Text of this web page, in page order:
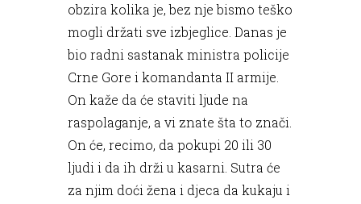
obzira kolika je, bez nje bismo teško
mogli držati sve izbjeglice. Danas je
bio radni sastanak ministra policije
Crne Gore i komandanta II armije.
On kaže da će staviti ljude na
raspolaganje, a vi znate šta to znači.
On će, recimo, da pokupi 20 ili 30
ljudi i da ih drži u kasarni. Sutra će
za njim doći žena i djeca da kukaju i